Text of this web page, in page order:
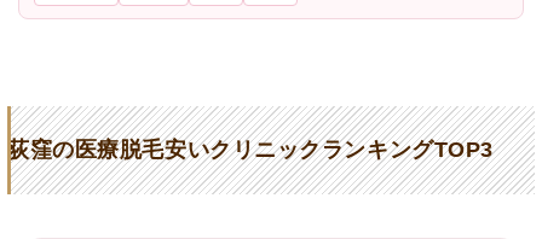
荻窪の医療脱毛安いクリニックランキングTOP3